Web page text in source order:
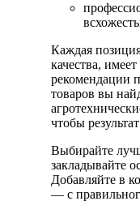
Каждая
качества,
рекомендации
товаров вы
чтобы
Выбирайте
закладывайте
Добавляйте в
— с